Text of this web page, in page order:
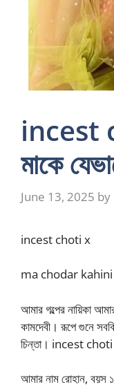
incest
মাকে
June 13, 2025 by
incest choti x
ma chodar
আমার গল্পের নায়িকা
কামদেবী। রূপে গুনে
চিন্তা। incest
আমার নাম রোহান, বয়স